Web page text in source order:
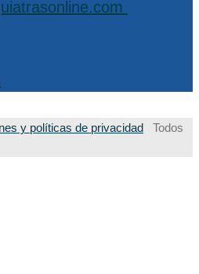
y políticas de privacidad Todos